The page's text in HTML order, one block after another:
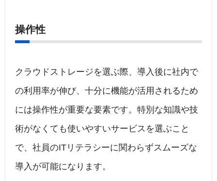
操作性
クラウドストレージを選ぶ際、導入後に社内で
の利用率が伸び、十分に機能が活用されるため
には操作性が重要な要素です。特別な知識や技
術がなくても使いやすいサービスを選ぶこと
で、社員のITリテラシーに関わらずスムーズな
導入が可能になります。